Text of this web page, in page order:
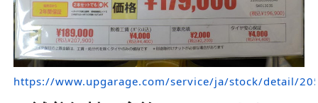
https://www.upgarage.com/service/ja/stock/detail/